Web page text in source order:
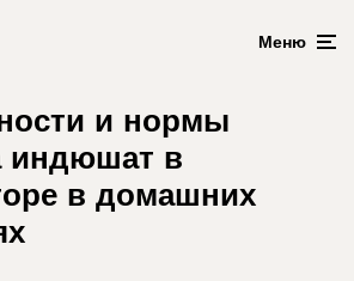
Меню
и нормы
индюшат в
в домашних